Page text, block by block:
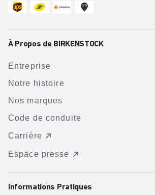
À Propos de BIRKENSTOCK
Entreprise
Notre histoire
Nos marques
Code de conduite
Carrière
Espace presse
Informations Pratiques